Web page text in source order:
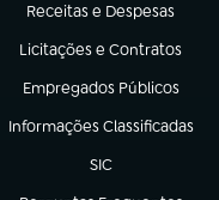
Receitas e Despesas
(abre em nova aba)
Licitações e Contratos
(abre em nova aba)
Empregados Públicos
(abre em nova aba)
Informações Classificadas
(abre em nova aba)
SIC
(abre em nova aba)